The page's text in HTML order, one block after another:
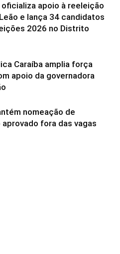
oficializa apoio à reeleição
e lança 34 candidatos
2026 no Distrito
Caraíba amplia força
apoio da governadora
nomeação de
fora das vagas